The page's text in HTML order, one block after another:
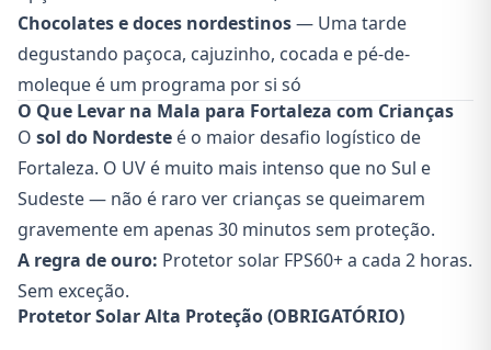
Chocolates e doces nordestinos— Uma tarde
degustando paçoca, cajuzinho, cocada e pé-de-
moleque é um programa por si só
O Que Levar na Mala para Fortaleza com Crianças
O sol do Nordeste é o maior desafio logístico de
Fortaleza. O UV é muito mais intenso que no Sul e
Sudeste — não é raro ver crianças se queimarem
gravemente em apenas 30 minutos sem proteção.
A regra de ouro: Protetor solar FPS60+ a cada 2 horas.
Sem exceção.
Protetor Solar Alta Proteção (OBRIGATÓRIO)